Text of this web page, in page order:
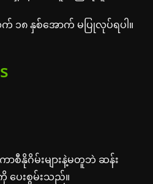
၁၈ နှစ်အောက် မပြုလုပ်ရပါ။
ကာစီနိုဂိမ်းများနဲ့မတူဘဲ ဆန်း
ပေးစွမ်းသည်။